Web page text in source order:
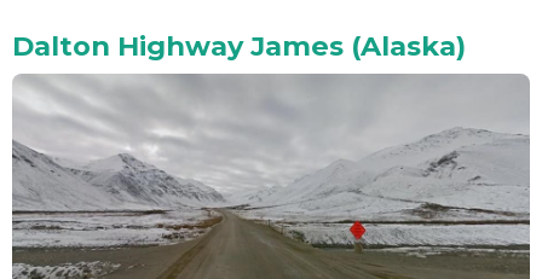
Dalton Highway James (Alaska)